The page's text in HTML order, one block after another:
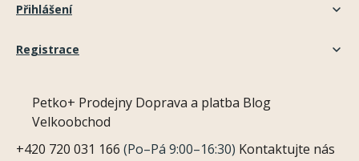
Přihlášení
Registrace
Petko+ Prodejny Doprava a platba Blog
Velkoobchod
+420 720 031 166 (Po–Pá 9:00–16:30) Kontaktujte nás